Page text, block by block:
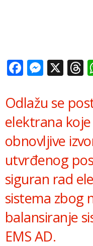
X
Odlažu se
elektrana
obnovljive
utvrđenog
siguran rad
sistema zbog
balansiranje
EMS AD.